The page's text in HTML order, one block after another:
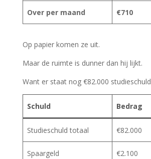
Over per maand €710
Op papier komen ze uit.
Maar de ruimte is dunner dan hij lijkt.
Want er staat nog €82.000
Schuld Bedrag
Studieschuld totaal €82.000
Spaargeld €2.100